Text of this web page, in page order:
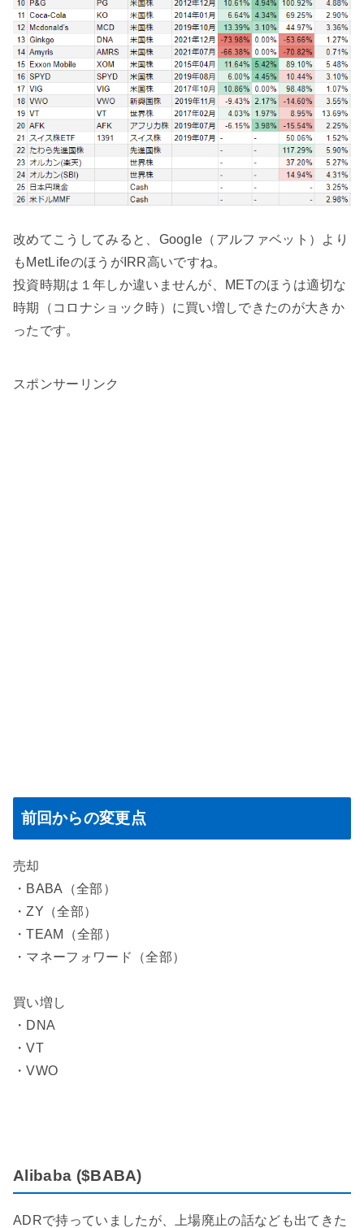
改めてこうしてみると、Google（アルファベット）より
もMetLifeのほうがIRR高いですね。
投資時期は１年しか違いませんが、METのほうは適切な
時期（コロナショック時）に買い増しできたのが大きか
ったです。
スポンサーリンク
前回からの変更点
売却
・BABA（全部）
・ZY（全部）
・TEAM（全部）
・マネーフォワード（全部）
買い増し
・DNA
・VT
・VWO
Alibaba ($BABA)
ADRで持っていましたが、上場廃止の話なども出てきた